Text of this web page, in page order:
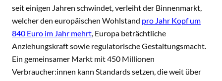
seit einigen Jahren schwindet, verleiht der Binnenmarkt,
welcher den europäischen Wohlstand pro Jahr Kopf um
840 Euro im Jahr mehrt, Europa beträchtliche
Anziehungskraft sowie regulatorische Gestaltungsmacht.
Ein gemeinsamer Markt mit 450 Millionen
Verbraucher:innen kann Standards setzen, die weit über